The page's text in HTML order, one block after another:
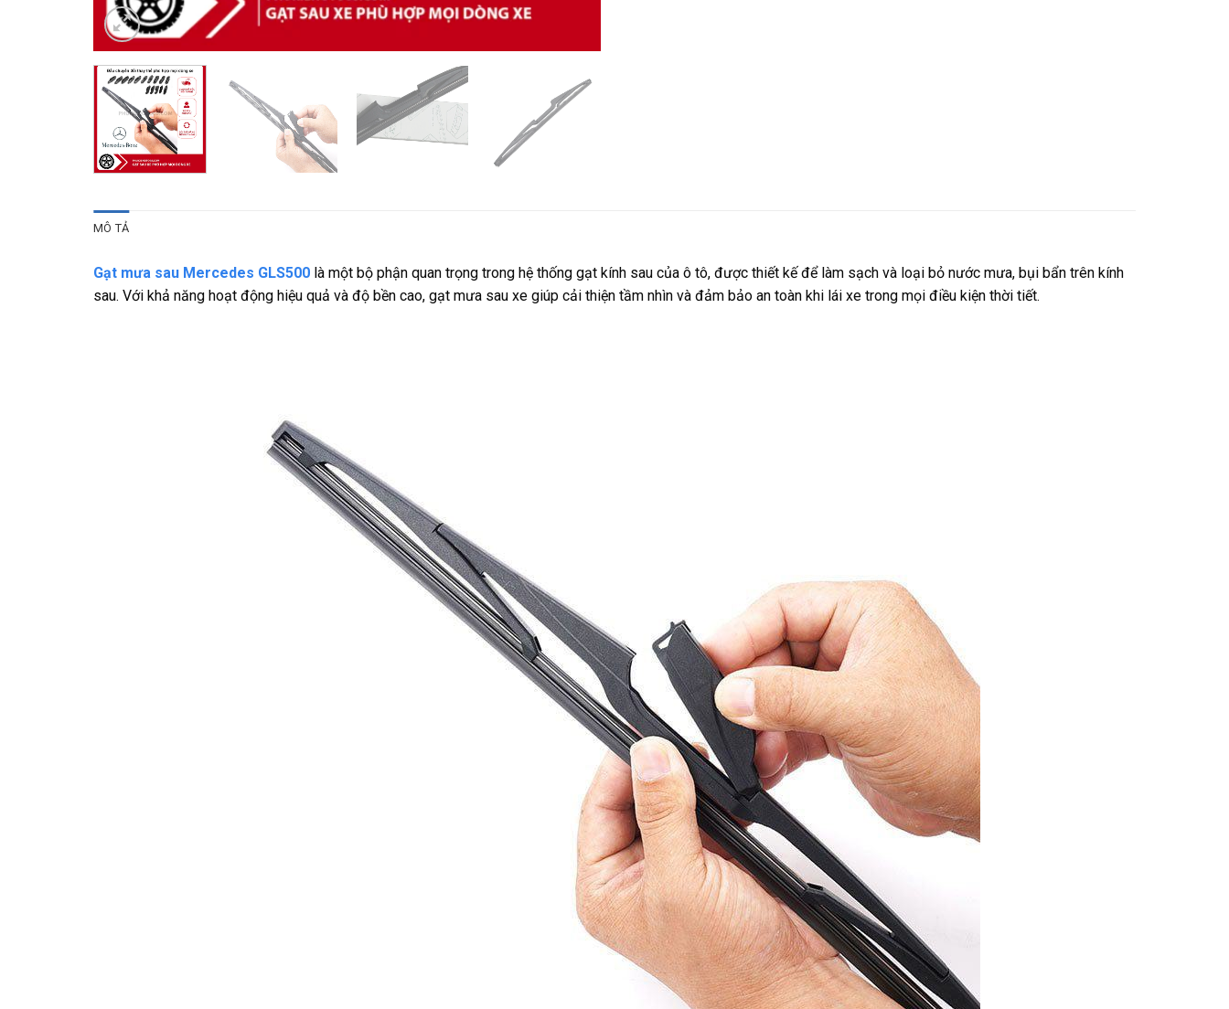
MÔ TẢ
Gạt mưa sau Mercedes GLS500 là một bộ phận quan trọng trong hệ thống gạt kính sau của ô tô, được thiết kế để làm sạch và loại bỏ nước mưa, bụi bẩn trên kính
sau. Với khả năng hoạt động hiệu quả và độ bền cao, gạt mưa sau xe giúp cải thiện tầm nhìn và đảm bảo an toàn khi lái xe trong mọi điều kiện thời tiết.